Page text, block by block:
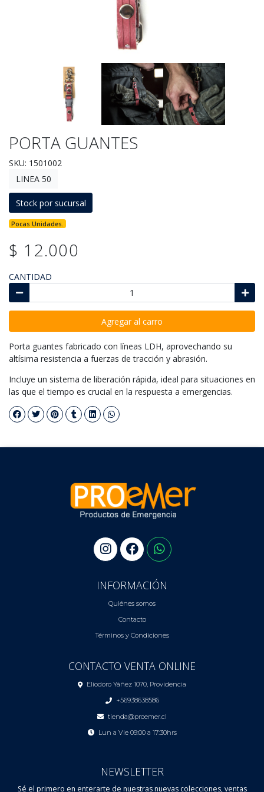
PORTA GUANTES
SKU: 1501002
LINEA 50
Stock por sucursal
Pocas Unidades.
$ 12.000
CANTIDAD
Agregar al carro
Porta guantes fabricado con líneas LDH, aprovechando su
altísima resistencia a fuerzas de tracción y abrasión.
Incluye un sistema de liberación rápida, ideal para situaciones en
las que el tiempo es crucial en la respuesta a emergencias.
INFORMACIÓN
Quiénes somos
Contacto
Términos y Condiciones
CONTACTO VENTA ONLINE
Eliodoro Yáñez 1070, Providencia
+56938638586
tienda@proemer.cl
Lun a Vie 09:00 a 17:30hrs
NEWSLETTER
Sé el primero en enterarte de nuestras nuevas colecciones, ventas